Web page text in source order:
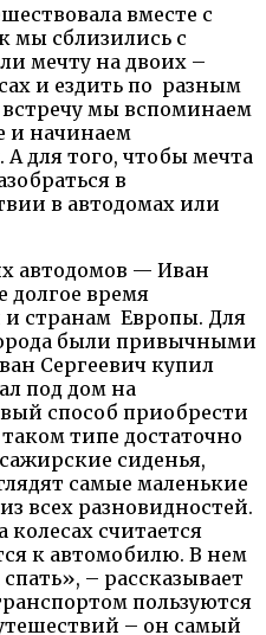
вместе с
мы сблизились с
мечту на двоих –
и ездить по разным
мы вспоминаем
и начинаем
для того, чтобы мечта
в
в автодомах или
автодомов — Иван
долгое время
и странам Европы. Для
были привычными
Сергеевич купил
под дом на
способ приобрести
типе достаточно
сиденья,
самые маленькие
всех разновидностей.
считается
к автомобилю. В нем
– рассказывает
пользуются
– он самый